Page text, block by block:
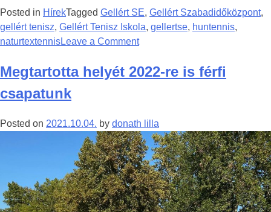
Posted in HírekTagged Gellért SE, Gellért Szabadidőközpont,
gellért tenisz, Gellért Tenisz Iskola, gellertse, huntennis,
naturtextennisLeave a Comment
Megtartotta helyét 2022-re is férfi
csapatunk
Posted on 2021.10.04. by donath lilla